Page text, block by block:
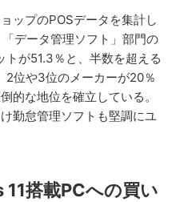
ップのPOSデータを集計し
データ管理ソフト」部門の
が51.3％と、半数を超える
2位や3位のメーカーが20％
的な地位を確立している。
勤怠管理ソフトも堅調にユ
搭載PCへの買い